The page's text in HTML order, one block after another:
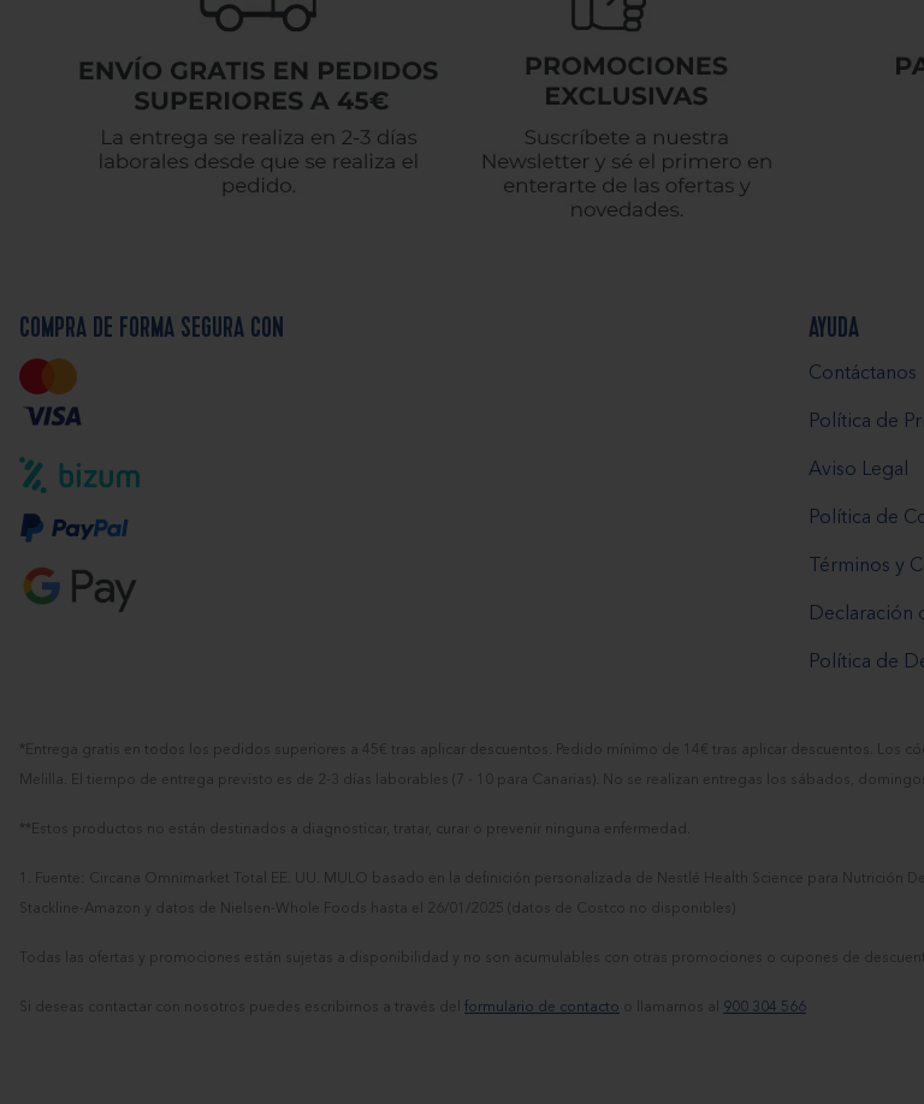
COMPRA DE FORMA SEGURA CON AYUDA
Contáctanos
Política de
Aviso Legal
Política de
Términos y
Declaración
Política de
*Entrega gratis en todos los pedidos superiores a 45€ tras aplicar descuentos. Pedido mínimo de 14€ tras aplicar descuentos. Los
Melilla. El tiempo de entrega previsto es de 2-3 días laborables (7 - 10 para Canarias). No se realizan entregas los sábados,
**Estos productos no están destinados a diagnosticar, tratar, curar o prevenir ninguna enfermedad.
1. Fuente: Circana Omnimarket Total EE. UU. MULO basado en la definición personalizada de Nestlé Health Science para Nutrición
Stackline-Amazon y datos de Nielsen-Whole Foods hasta el 26/01/2025 (datos de Costco no disponibles)
Todas las ofertas y promociones están sujetas a disponibilidad y no son acumulables con otras promociones o cupones de
Si deseas contactar con nosotros puedes escribirnos a través del formulario de contacto o llamarnos al 900 304 566